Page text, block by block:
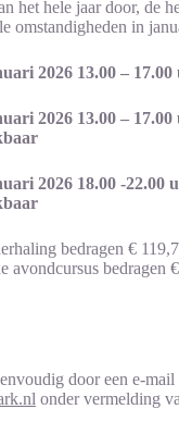
het hele jaar door, de
omstandigheden in
2026 13.00 –
2026 13.00 –
2026 18.00 -22.00
bedragen €
avondcursus bedragen
door een e-mail
onder vermelding